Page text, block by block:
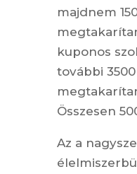
majdnem
kuponos
további
Összesen
Az a